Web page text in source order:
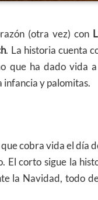
(otra vez) con
. La historia cuenta
que ha dado vida
infancia y palomitas.
que cobra vida el día
El corto sigue la
la Navidad, todo